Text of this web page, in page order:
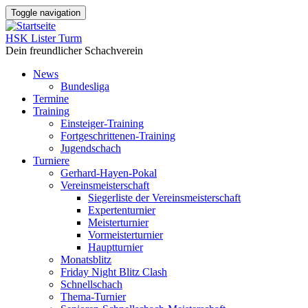
Direkt
zum
Inhalt
Toggle navigation
HSK Lister Turm
Dein freundlicher Schachverein
Main
navigation
News
Bundesliga
Termine
Training
Einsteiger-Training
Fortgeschrittenen-Training
Jugendschach
Turniere
Gerhard-Hayen-Pokal
Vereinsmeisterschaft
Siegerliste der Vereinsmeisterschaft
Expertenturnier
Meisterturnier
Vormeisterturnier
Hauptturnier
Monatsblitz
Friday Night Blitz Clash
Schnellschach
Thema-Turnier